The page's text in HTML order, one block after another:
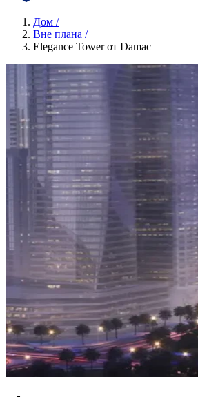
Дом /
Вне плана /
Elegance Tower от Damac